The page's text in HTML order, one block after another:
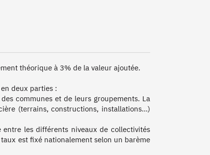
théorique à 3% de la valeur ajoutée.
deux parties :
communes et de leurs groupements. La
(terrains, constructions, installations...)
entre les différents niveaux de collectivités
est fixé nationalement selon un barème